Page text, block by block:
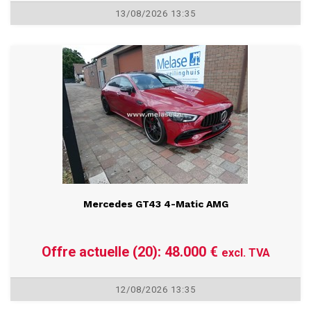
Offre actuelle (31): 50.450 €excl. TVA
13/08/2026 13:35
Mercedes GT43 4-Matic AMG
Offre actuelle (20): 48.000 €excl. TVA